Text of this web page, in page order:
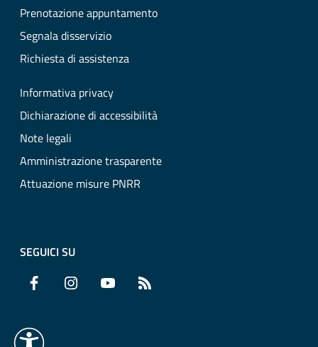
Prenotazione appuntamento
Segnala disservizio
Richiesta di assistenza
Informativa privacy
Dichiarazione di accessibilità
Note legali
Amministrazione trasparente
Attuazione misure PNRR
SEGUICI SU
Facebook Instagram YouTube